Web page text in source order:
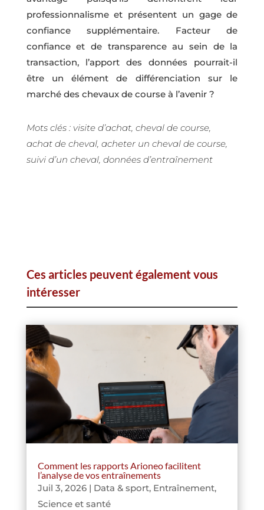
professionnalisme et présentent un gage de
confiance supplémentaire. Facteur de
confiance et de transparence au sein de la
transaction, l’apport des données pourrait-il
être un élément de différenciation sur le
marché des chevaux de course à l’avenir ?
Mots clés : visite d’achat, cheval de course,
achat de cheval, acheter un cheval de course,
suivi d’un cheval, données d’entraînement
Ces articles peuvent également vous
intéresser
Comment les rapports Arioneo facilitent
l’analyse de vos entraînements
Juil 3, 2026| Data & sport, Entraînement,
Science et santé